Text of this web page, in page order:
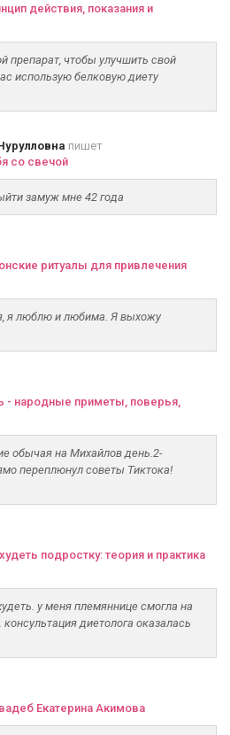
действия, показания и
препарат, чтобы улучшить свой
использую белковую диету
пишет
со свечой
замуж мне 42 года
ритуалы для привлечения
я люблю и любима. Я выхожу
- народные приметы, поверья,
обычая на Михайлов день.2-
переплюнул советы Тиктока!
подростку: теория и практика
у меня племяннице смогла на
диетолога оказалась
Екатерина Акимова